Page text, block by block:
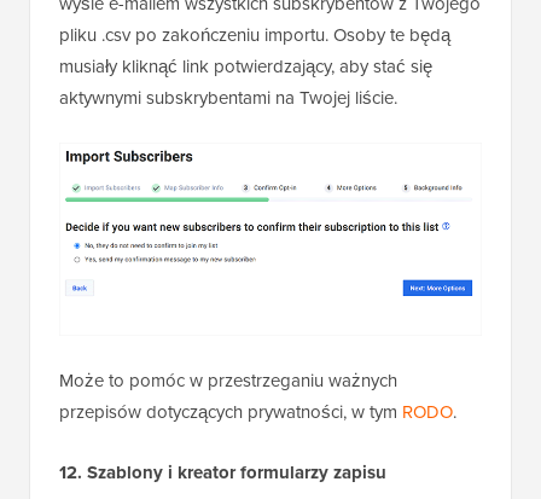
pliku .csv po zakończeniu importu. Osoby te będą
musiały kliknąć link potwierdzający, aby stać się
aktywnymi subskrybentami na Twojej liście.
Może to pomóc w przestrzeganiu ważnych
przepisów dotyczących prywatności, w tym RODO.
12. Szablony i kreator formularzy zapisu